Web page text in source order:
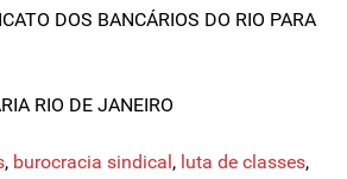
DOS BANCÁRIOS DO RIO PARA
RIO DE JANEIRO
, burocracia sindical, luta de classes,